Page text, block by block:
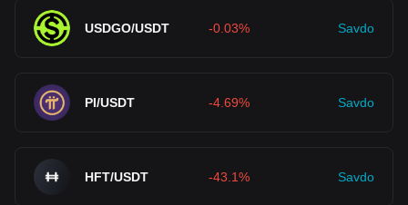
USDGO/USDT -0.03% Savdo
PI/USDT -4.69% Savdo
HFT/USDT -43.1% Savdo